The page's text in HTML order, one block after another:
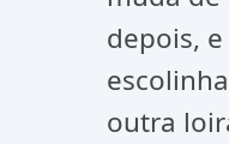
depois,
outra